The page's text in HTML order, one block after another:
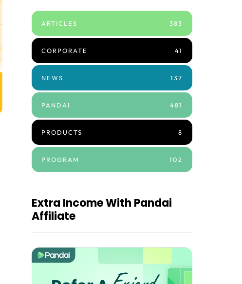
ARTICLES 383
CORPORATE 41
NEWS 137
PANDAI 481
PRODUCTS 8
PROGRAM 102
Extra Income With Pandai
Affiliate